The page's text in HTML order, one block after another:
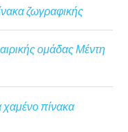
ζωγραφικής
ομάδας Μέντη
χαμένο πίνακα